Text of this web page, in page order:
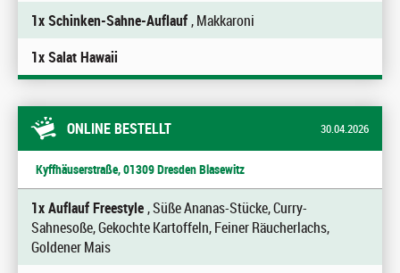
1x Schinken-Sahne-Auflauf, Makkaroni
1x Salat Hawaii
ONLINE BESTELLT 30.04.2026
Kyffhäuserstraße, 01309 Dresden Blasewitz
1x Auflauf Freestyle, Süße Ananas-Stücke, Curry-
Sahnesoße, Gekochte Kartoffeln, Feiner Räucherlachs,
Goldener Mais